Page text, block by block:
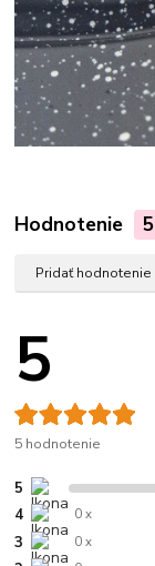
Hodnotenie 5
Pridať hodnotenie
5
5 hodnotenie
5
4 0 x
3 0 x